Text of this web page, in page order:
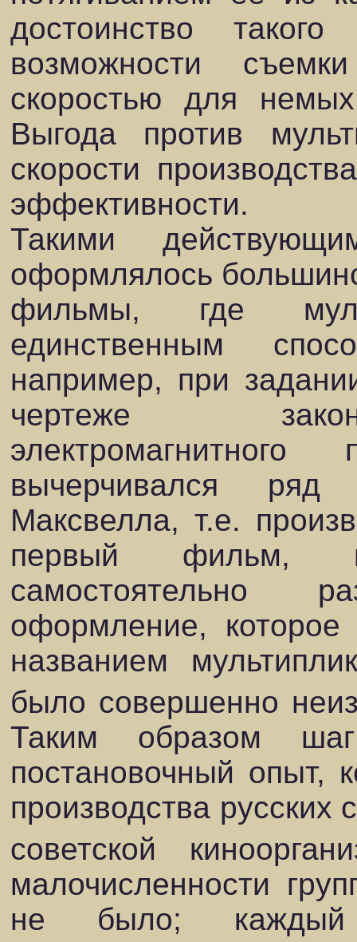
достоинство
возможности
скоростью для
Выгода против
скорости
эффективности.
Такими
оформлялось
фильмы, где
единственным
например, при
чертеже
вычерчивался
Максвелла, т.е.
первый фильм,
самостоятельно
оформление,
названием
было совершенно
Таким образом
постановочный опыт,
производства русских
советской
малочисленности
не было; каждый